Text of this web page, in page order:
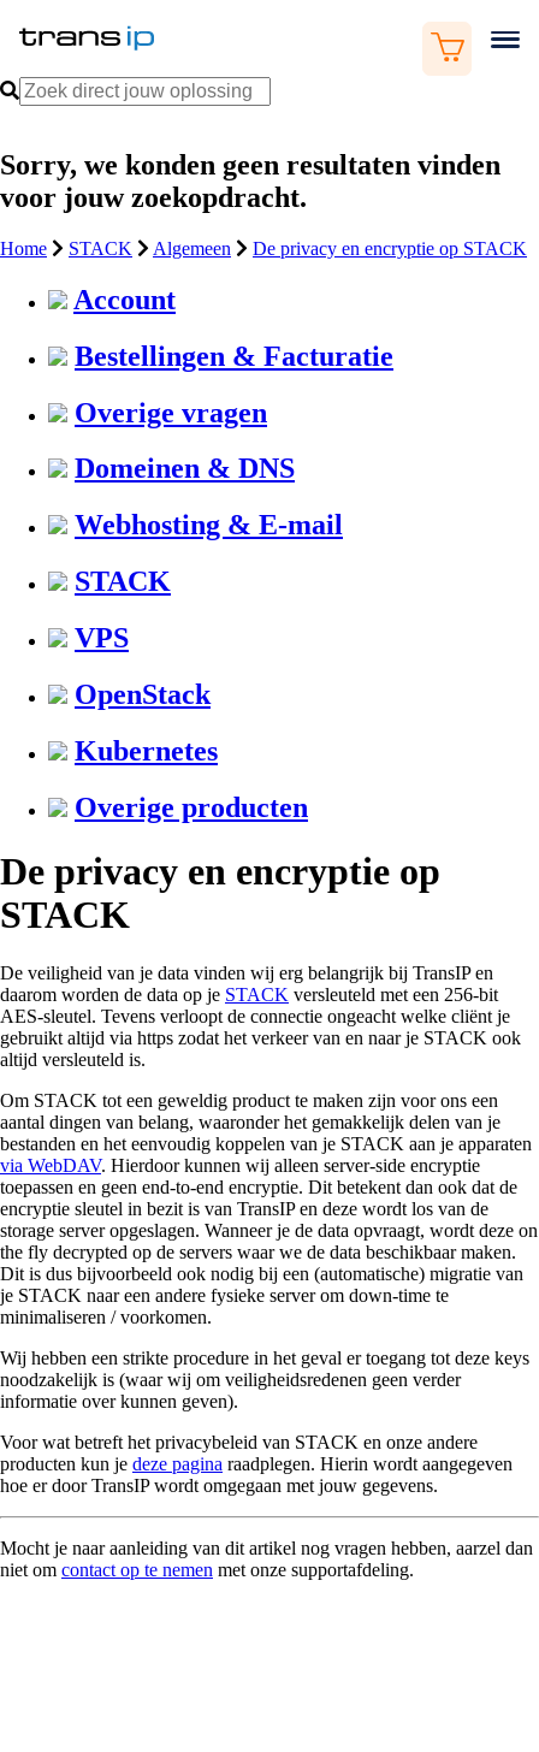
Sorry, we konden geen resultaten vinden
voor jouw zoekopdracht.
Home STACK Algemeen De privacy en encryptie op STACK
Account
Bestellingen & Facturatie
Overige vragen
Domeinen & DNS
Webhosting & E-mail
STACK
VPS
OpenStack
Kubernetes
Overige producten
De privacy en encryptie op
STACK
De veiligheid van je data vinden wij erg belangrijk bij TransIP en
daarom worden de data op je STACK versleuteld met een 256-bit
AES-sleutel. Tevens verloopt de connectie ongeacht welke cliënt je
gebruikt altijd via https zodat het verkeer van en naar je STACK ook
altijd versleuteld is.
Om STACK tot een geweldig product te maken zijn voor ons een
aantal dingen van belang, waaronder het gemakkelijk delen van je
bestanden en het eenvoudig koppelen van je STACK aan je apparaten
via WebDAV. Hierdoor kunnen wij alleen server-side encryptie
toepassen en geen end-to-end encryptie. Dit betekent dan ook dat de
encryptie sleutel in bezit is van TransIP en deze wordt los van de
storage server opgeslagen. Wanneer je de data opvraagt, wordt deze on
the fly decrypted op de servers waar we de data beschikbaar maken.
Dit is dus bijvoorbeeld ook nodig bij een (automatische) migratie van
je STACK naar een andere fysieke server om down-time te
minimaliseren / voorkomen.
Wij hebben een strikte procedure in het geval er toegang tot deze keys
noodzakelijk is (waar wij om veiligheidsredenen geen verder
informatie over kunnen geven).
Voor wat betreft het privacybeleid van STACK en onze andere
producten kun je deze pagina raadplegen. Hierin wordt aangegeven
hoe er door TransIP wordt omgegaan met jouw gegevens.
Mocht je naar aanleiding van dit artikel nog vragen hebben, aarzel dan
niet om contact op te nemen met onze supportafdeling.